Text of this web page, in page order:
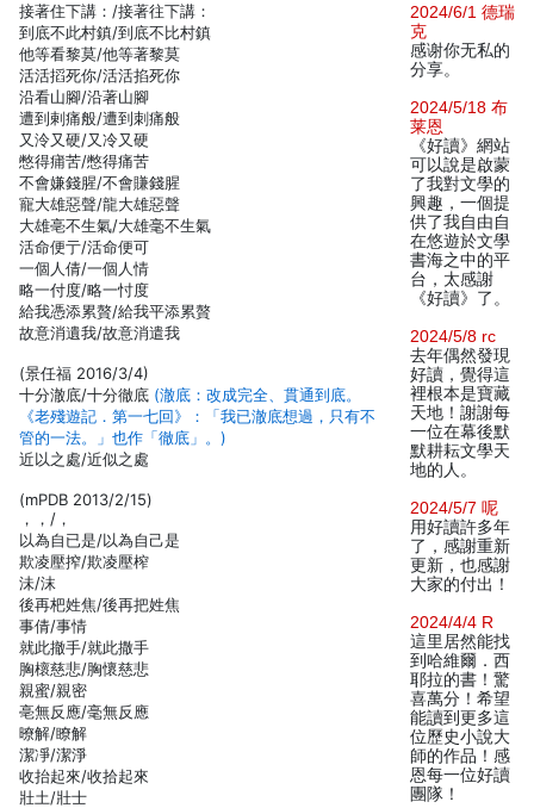
接著住下講：/接著往下講：
到底不此村鎮/到底不比村鎮
他等看黎莫/他等著黎莫
活活搯死你/活活掐死你
沿看山腳/沿著山腳
遭到剌痛般/遭到刺痛般
又泠又硬/又冷又硬
憋得痡苦/憋得痛苦
不會嫌錢腥/不會賺錢腥
寵大雄惡聲/龍大雄惡聲
大雄亳不生氣/大雄毫不生氣
活命便亍/活命便可
一個人倩/一個人情
略一付度/略一忖度
給我憑添累贅/給我平添累贅
故意消遺我/故意消遣我
(景任福 2016/3/4)
十分澈底/十分徹底 (澈底：改成完全、貫通到底。
《老殘遊記．第一七回》：「我已澈底想過，只有不
管的一法。」也作「徹底」。)
近以之處/近似之處
(mPDB 2013/2/15)
，，/，
以為自已是/以為自己是
欺凌壓搾/欺凌壓榨
沬/沫
後再杷姓焦/後再把姓焦
事倩/事情
就此撤手/就此撒手
胸櫰慈悲/胸懷慈悲
親蜜/親密
亳無反應/毫無反應
暸解/瞭解
潔凈/潔淨
收抬起來/收拾起來
壯土/壯士
2024/6/1 德瑞
克
感谢你无私的
分享。
2024/5/18 布
莱恩
《好讀》網站
可以說是啟蒙
了我對文學的
興趣，一個提
供了我自由自
在悠遊於文學
書海之中的平
台，太感謝
《好讀》了。
2024/5/8 rc
去年偶然發現
好讀，覺得這
裡根本是寶藏
天地！謝謝每
一位在幕後默
默耕耘文學天
地的人。
2024/5/7 呢
用好讀許多年
了，感謝重新
更新，也感謝
大家的付出！
2024/4/4 R
這里居然能找
到哈維爾．西
耶拉的書！驚
喜萬分！希望
能讀到更多這
位歷史小說大
師的作品！感
恩每一位好讀
團隊！